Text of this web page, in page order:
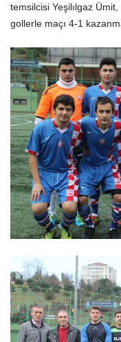
temsilcisi Yeşilılgaz
gollerle maçı 4-1